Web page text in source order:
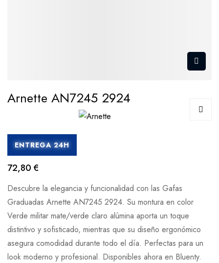
Arnette AN7245 2924
ENTREGA 24H
72,80 €
Descubre la elegancia y funcionalidad con las Gafas
Graduadas Arnette AN7245 2924. Su montura en color
Verde militar mate/verde claro alúmina aporta un toque
distintivo y sofisticado, mientras que su diseño ergonómico
asegura comodidad durante todo el día. Perfectas para un
look moderno y profesional. Disponibles ahora en Bluenty.